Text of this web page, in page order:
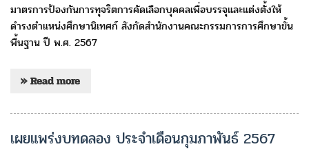
มาตรการป้องกันการทุจริตการคัดเลือกบุคคลเพื่อบรรจุและแต่งตั้งให้
ดำรงตำแหน่งศึกษานิเทศก์ สังกัดสำนักงานคณะกรรมการการศึกษาขั้น
พื้นฐาน ปี พ.ศ. 2567
» Read more
เผยแพร่งบทดลอง ประจำเดือนกุมภาพันธ์ 2567